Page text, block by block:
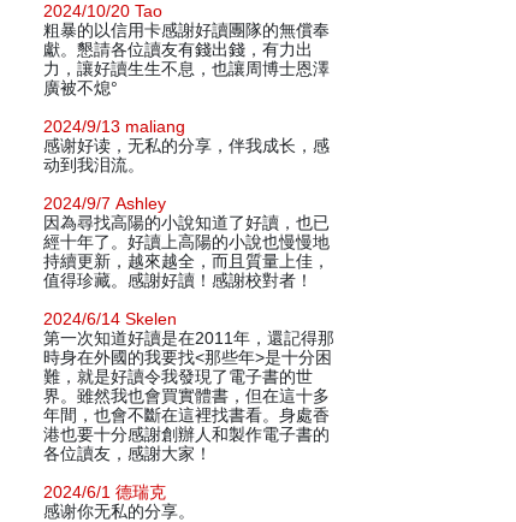
2024/10/20 Tao
粗暴的以信用卡感謝好讀團隊的無償奉
獻。懇請各位讀友有錢出錢，有力出
力，讓好讀生生不息，也讓周博士恩澤
廣被不熄°
2024/9/13 maliang
感谢好读，无私的分享，伴我成长，感
动到我泪流。
2024/9/7 Ashley
因為尋找高陽的小說知道了好讀，也已
經十年了。好讀上高陽的小說也慢慢地
持續更新，越來越全，而且質量上佳，
值得珍藏。感謝好讀！感謝校對者！
2024/6/14 Skelen
第一次知道好讀是在2011年，還記得那
時身在外國的我要找<那些年>是十分困
難，就是好讀令我發現了電子書的世
界。雖然我也會買實體書，但在這十多
年間，也會不斷在這裡找書看。身處香
港也要十分感謝創辦人和製作電子書的
各位讀友，感謝大家！
2024/6/1 德瑞克
感谢你无私的分享。